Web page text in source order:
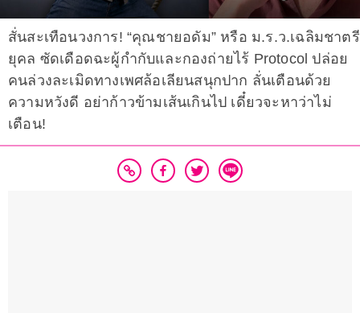
สั่นสะเทือนวงการ! “คุณชายอดัม” หรือ ม.ร.ว.เฉลิมชาตรี
ยุคล ซัดเดือดฉะผู้กำกับและกองถ่ายไร้ Protocol ปล่อย
คนล่วงละเมิดทางเพศล้อเลียนสนุกปาก ลั่นเตือนด้วย
ความหวังดี อย่าก้าวข้ามเส้นเกินไป เดี๋ยวจะหาว่าไม่
เตือน!